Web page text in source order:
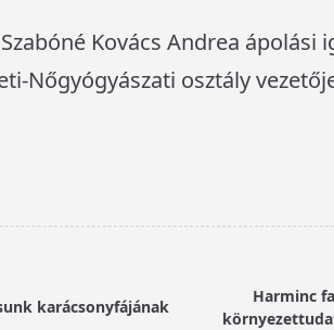
Kovács Andrea ápolási
Nőgyógyászati osztály
karácsonyfájának
Harminc